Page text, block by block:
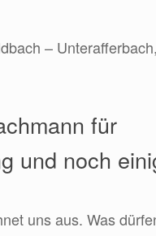
–
für
und noch
uns aus. Was